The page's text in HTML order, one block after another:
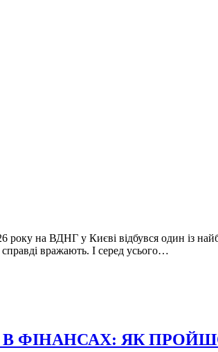
року на ВДНГ у Києві відбувся один із
справді вражають. І серед усього…
В ФІНАНСАХ: ЯК